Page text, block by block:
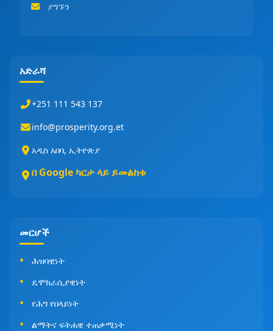
ያግኙን
አድራሻ
+251 111 543 137
info@prosperity.org.et
አዲስ አበባ, ኢትዮጵያ
በ Google ካርታ ላይ ይመልከቱ
መርሆች
ሕዝባዊነት
ዴሞክራሲያዊነት
የሕግ የበላይነት
ልማትና ፍትሐዊ ተጠቃሚነት